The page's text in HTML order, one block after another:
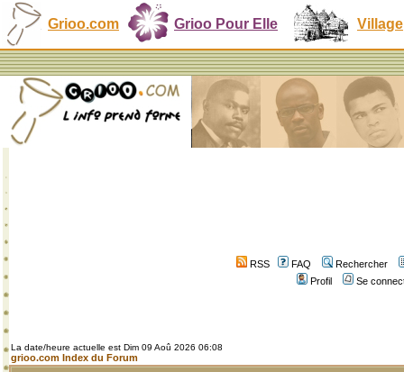
Grioo.com Grioo Pour Elle Village
RSS FAQ
Rechercher
Profil
Se
La date/heure actuelle est Dim 09 Aoû 2026 06:08
grioo.com Index du Forum